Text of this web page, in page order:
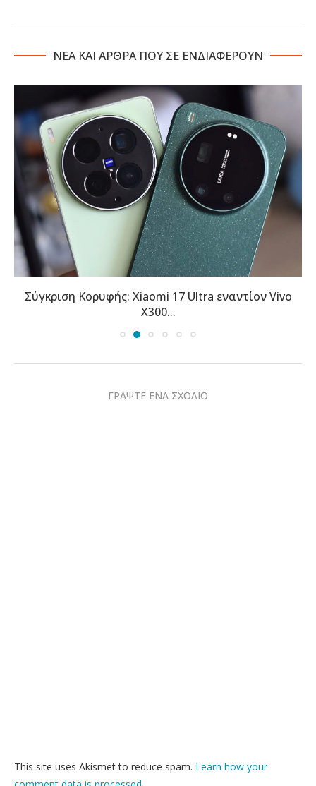
NΕΑ ΚΑΙ ΑΡΘΡΑ ΠΟΥ ΣΕ ΕΝΔΙΑΦΕΡΟΥΝ
Σύγκριση Κορυφής: Xiaomi 17 Ultra εναντίον Vivo
X300...
ΓΡΑΨΤΕ ΕΝΑ ΣΧΟΛΙΟ
This site uses Akismet to reduce spam. Learn how your